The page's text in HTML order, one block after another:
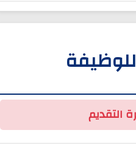
التقديم